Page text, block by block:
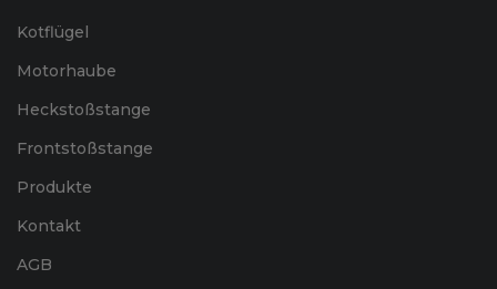
Kotflügel
Motorhaube
Heckstoßstange
Frontstoßstange
Produkte
Kontakt
AGB